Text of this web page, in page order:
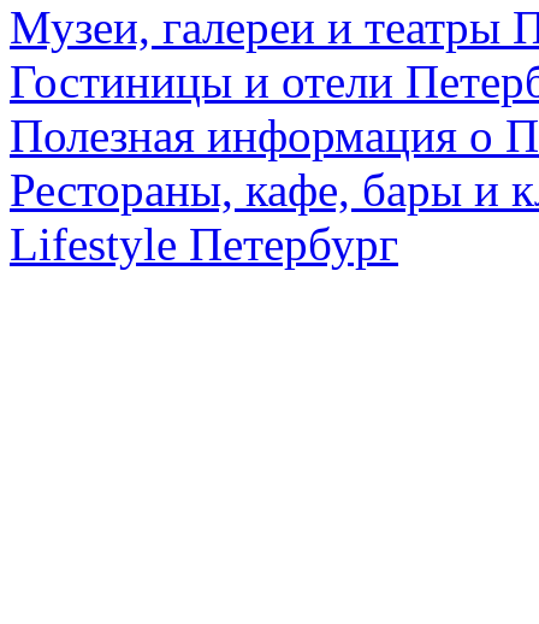
Музеи, галереи и театры
Гостиницы и отели
Полезная информация о
Рестораны, кафе, бары и
Lifestyle Петербург